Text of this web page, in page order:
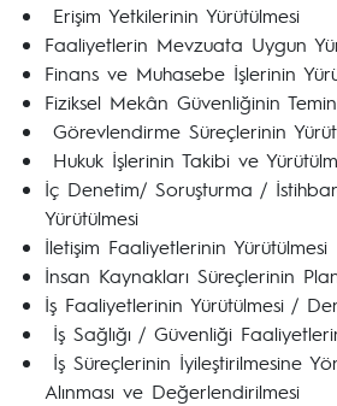
Erişim Yetkilerinin Yürütülmesi
Faaliyetlerin Mevzuata Uygun
Finans ve Muhasebe İşlerinin
Fiziksel Mekân Güvenliğinin
Görevlendirme Süreçlerinin
Hukuk İşlerinin Takibi ve
İç Denetim/ Soruşturma /
Yürütülmesi
İletişim Faaliyetlerinin Yürütülmesi
İnsan Kaynakları Süreçlerinin
İş Faaliyetlerinin Yürütülmesi /
İş Sağlığı / Güvenliği
İş Süreçlerinin İyileştirilmesine
Alınması ve Değerlendirilmesi